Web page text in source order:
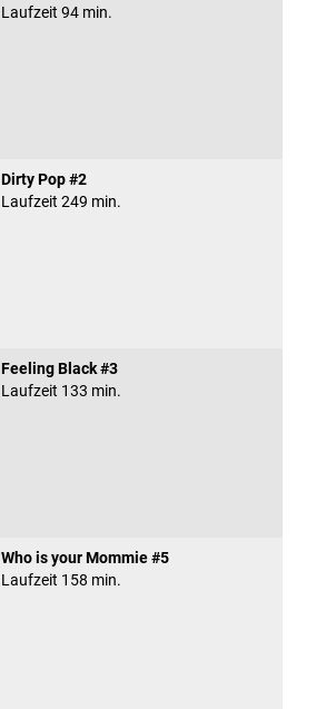
Laufzeit 94 min.
Dirty Pop #2
Laufzeit 249 min.
Feeling Black #3
Laufzeit 133 min.
Who is your Mommie #5
Laufzeit 158 min.